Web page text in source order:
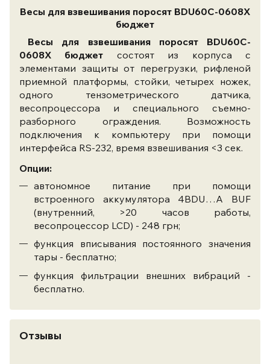
Весы для взвешивания поросят BDU60C-0608X
бюджет
Весы для взвешивания поросят BDU60C-
0608X бюджет состоят из корпуса с
элементами защиты от перегрузки, рифленой
приемной платформы, стойки, четырех ножек,
одного тензометрического датчика,
весопроцессора и специального съемно-
разборного ограждения. Возможность
подключения к компьютеру при помощи
интерфейса RS-232, время взвешивания <3 сек.
Опции:
автономное питание при помощи
встроенного аккумулятора 4BDU…A BUF
(внутренний, >20 часов работы,
весопроцессор LCD) - 248 грн;
функция вписывания постоянного значения
тары - бесплатно;
функция фильтрации внешних вибраций -
бесплатно.
Отзывы